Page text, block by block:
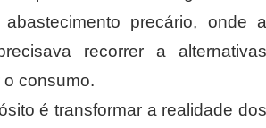
abastecimento precário, onde a
recorrer a alternativas
o consumo.
é transformar a realidade dos